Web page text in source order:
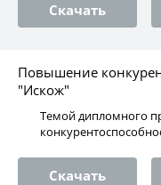
Скачать
Повышение
"Искож"
Темой дипломного
Скачать